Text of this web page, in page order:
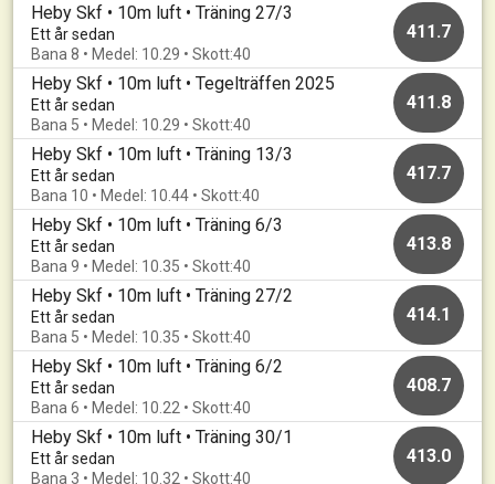
Heby Skf • 10m luft • Träning 27/3
Ett år sedan
Bana 8 • Medel: 10.29 • Skott:40
411.7
Heby Skf • 10m luft • Tegelträffen 2025
Ett år sedan
Bana 5 • Medel: 10.29 • Skott:40
411.8
Heby Skf • 10m luft • Träning 13/3
Ett år sedan
Bana 10 • Medel: 10.44 • Skott:40
417.7
Heby Skf • 10m luft • Träning 6/3
Ett år sedan
Bana 9 • Medel: 10.35 • Skott:40
413.8
Heby Skf • 10m luft • Träning 27/2
Ett år sedan
Bana 5 • Medel: 10.35 • Skott:40
414.1
Heby Skf • 10m luft • Träning 6/2
Ett år sedan
Bana 6 • Medel: 10.22 • Skott:40
408.7
Heby Skf • 10m luft • Träning 30/1
Ett år sedan
Bana 3 • Medel: 10.32 • Skott:40
413.0